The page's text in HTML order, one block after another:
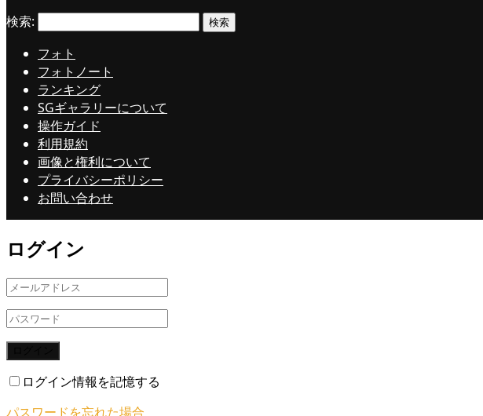
フォト
フォトノート
ランキング
SGギャラリーについて
操作ガイド
利用規約
画像と権利について
プライバシーポリシー
お問い合わせ
検索:
ログイン
ログイン情報を記憶する
パスワードを忘れた場合